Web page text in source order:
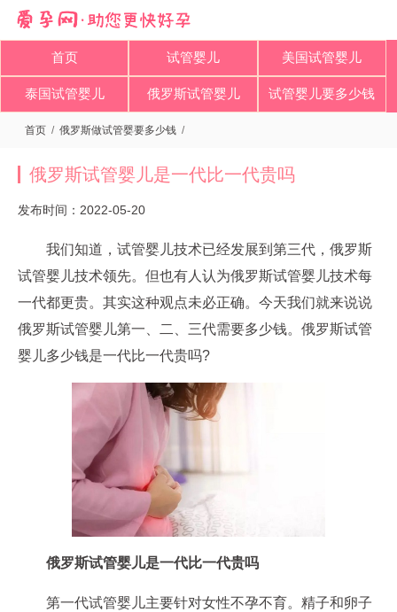
首页 试管婴儿 美国试管婴儿
泰国试管婴儿 俄罗斯试管婴儿 试管婴儿要多少钱
首页 / 俄罗斯做试管婴要多少钱 /
俄罗斯试管婴儿是一代比一代贵吗
发布时间：2022-05-20
我们知道，试管婴儿技术已经发展到第三代，俄罗斯
试管婴儿技术领先。但也有人认为俄罗斯试管婴儿技术每
一代都更贵。其实这种观点未必正确。今天我们就来说说
俄罗斯试管婴儿第一、二、三代需要多少钱。俄罗斯试管
婴儿多少钱是一代比一代贵吗?
俄罗斯试管婴儿是一代比一代贵吗
第一代试管婴儿主要针对女性不孕不育。精子和卵子